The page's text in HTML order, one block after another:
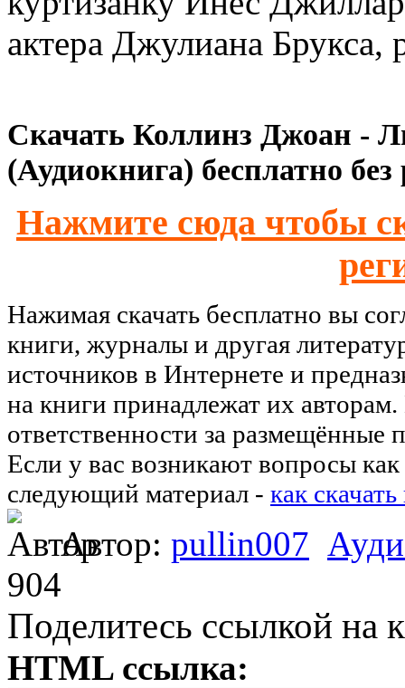
актера Джулиана Брукса,
Скачать Коллинз Джоан -
(Аудиокнига) бесплатно
Нажмите сюда чтобы
Нажимая скачать бесплатно вы
книги, журналы и другая
источников в Интернете и
на книги принадлежат их
ответственности за размещённые
Если у вас возникают вопросы как
следующий материал - как
Автор: pullin007
904
Поделитесь ссылкой на
HTML ссылка: